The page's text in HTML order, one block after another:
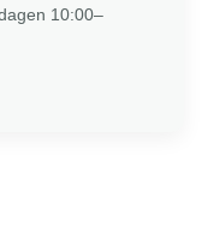
10:00–